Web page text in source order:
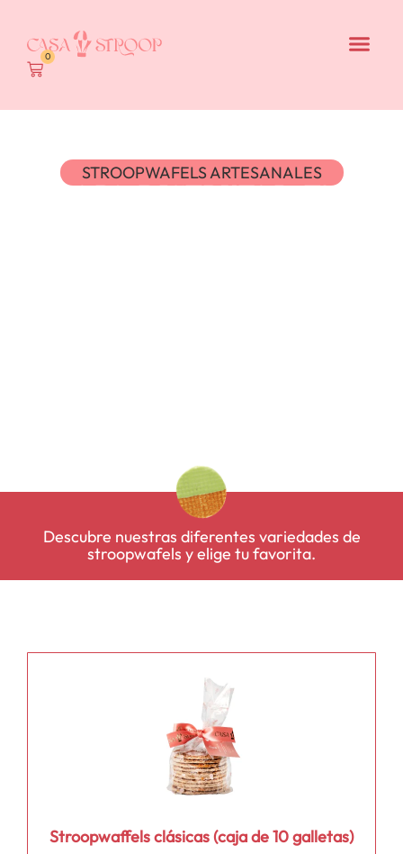
0
STROOPWAFELS ARTESANALES
PARA DISFRUTAR EN
Descubre nuestras diferentes variedades de
stroopwafels y elige tu favorita.
Stroopwaffels clásicas (caja de 10 galletas)